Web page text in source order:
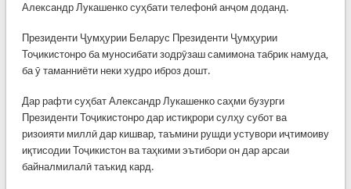
Александр Лукашенко суҳбати телефонӣ анҷом доданд.
Президенти Ҷумҳурии Беларус Президенти Ҷумҳурии
Тоҷикистонро ба муносибати зодрӯзаш самимона табрик намуда,
ба ӯ таманниёти неки худро иброз дошт.
Дар рафти суҳбат Александр Лукашенко саҳми бузурги
Президенти Тоҷикистонро дар истиқрори сулҳу субот ва
ризоияти миллӣ дар кишвар, таъмини рушди устувори иҷтимоиву
иқтисодии Тоҷикистон ва таҳкими эътибори он дар арсаи
байналмилалӣ таъкид кард.